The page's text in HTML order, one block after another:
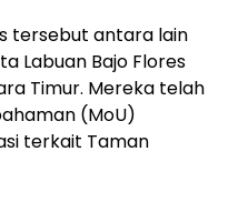
tersebut antara lain
Labuan Bajo Flores
Timur. Mereka telah
(MoU)
terkait Taman